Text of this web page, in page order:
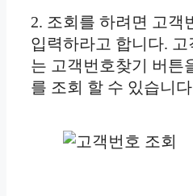
2. 조회를 하려면 고객
입력하라고 합니다.
는 고객번호찾기 버튼
를 조회 할 수 있습니